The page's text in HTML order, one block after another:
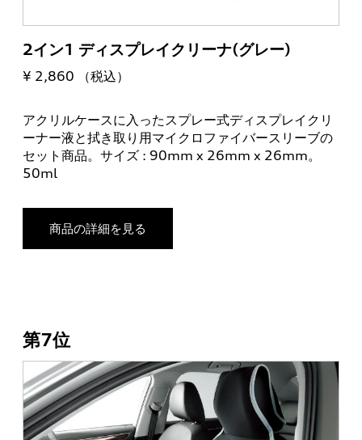
2イン1 ディスプレイクリーナ(グレー)
¥ 2,860 （税込）
アクリルケースに入ったスプレー式ディスプレイクリ
ーナー液と拭き取り用マイクロファイバースリーブの
セット商品。サイズ : 90mm x 26mm x 26mm。
50ml
商品の詳細を見る
第7位